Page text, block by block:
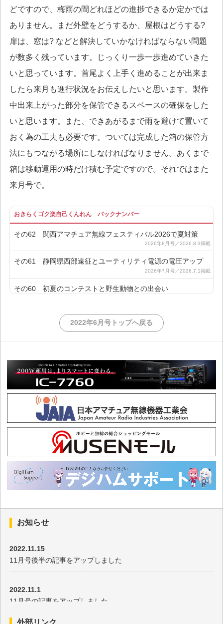
どですので、梅雨の間どれほどの進捗できるか定かでは
ありません。まだ外壁をどうするか、屋根はどうする?
扉は、窓は? などと解決していかなければならない問題
が数多く残っています。じっくり一歩一歩進めていきた
いと思っています。首尾よく上手く進めることが出来ま
したら来月も進行状況をお伝えしたいと思います。製作
中出来上がった部分を保管できるスペースの確保をした
いと思います。また、できあがるまで雨を避けて置いて
おく為の工夫も必要です。ついては完成した箱の保管方
法にもつながる場所にしなければなりません。あくまで
箱は移動運用の時だけ積む予定ですので。それではまた
来月号で。
おきらくゴク楽自己くんれん バックナンバー
その62 関西アマチュア無線フェスティバル2026で夏対策
その61 静岡県西部遠征とユーティリティ電源の電圧アップ
その60 初夏のコンテストと野生動物との出会い
その59 Eスポシーズン前にポケットダイポールを改良
その57 カセットガスストーブ暖房導入とインバーター発電機
ノイズの対策
その56 ポータブルインバーター発電機の導入
その55 アイコムフェアin東京両国訪問と無線用電源考察
その54 悩み多きモバイルシャックの空調と電源
その52 モバイルシャックの太陽光パネルをパワーアップ
その51 6m AND DOWN コンテストと記念局公開運用参加
その49 移動運用で確かめるモバイルシャック装備とルームツ
アー
2022年6月号トップへ戻る
お知らせ
2022.11.15
11月号後半の記事をアップしました
2022.11.1
11月号の記事をアップしました